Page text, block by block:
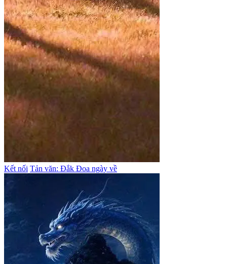
Kết nối Tản văn: Đắk Đoa ngày về